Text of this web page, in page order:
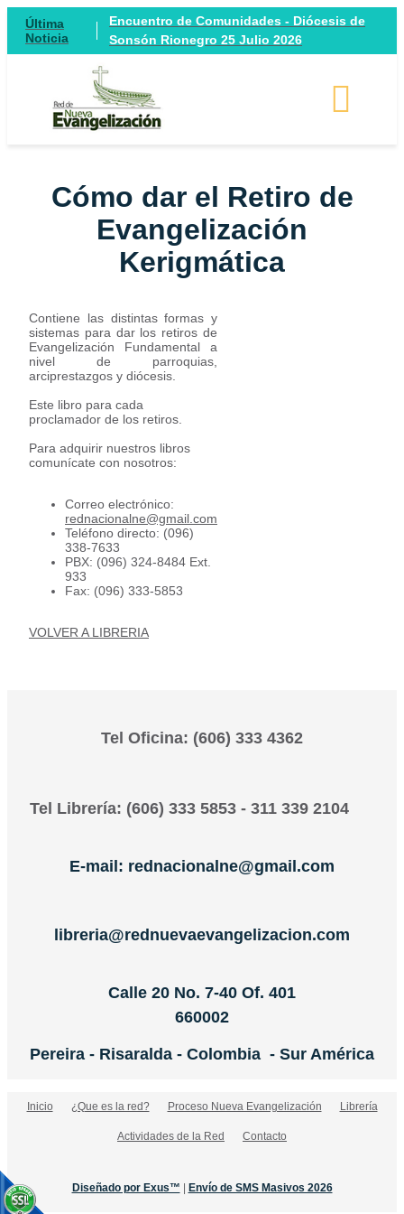
Última
Noticia
Encuentro de Comunidades - Diócesis de
Sonsón Rionegro 25 Julio 2026
Cómo dar el Retiro de
Evangelización
Kerigmática
Contiene las distintas formas y
sistemas para dar los retiros de
Evangelización Fundamental a
nivel de parroquias,
arciprestazgos y diócesis.
Este libro para cada
proclamador de los retiros.
Para adquirir nuestros libros
comunícate con nosotros:
Correo electrónico:
rednacionalne@gmail.com
Teléfono directo: (096)
338-7633
PBX: (096) 324-8484 Ext.
933
Fax: (096) 333-5853
VOLVER A LIBRERIA
Tel Oficina: (606) 333 4362
Tel Librería: (606) 333 5853 - 311 339 2104
E-mail: rednacionalne@gmail.com
libreria@rednuevaevangelizacion.com
Calle 20 No. 7-40 Of. 401
660002
Pereira - Risaralda - Colombia - Sur América
Inicio ¿Que es la red? Proceso Nueva Evangelización Librería
Actividades de la Red Contacto
Diseñado por Exus™ Envío de SMS Masivos 2026